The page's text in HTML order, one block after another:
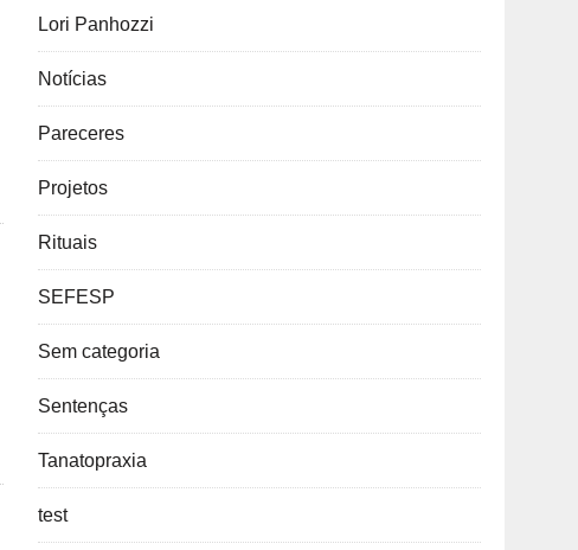
Lori Panhozzi
Notícias
Pareceres
Projetos
Rituais
SEFESP
Sem categoria
Sentenças
Tanatopraxia
test